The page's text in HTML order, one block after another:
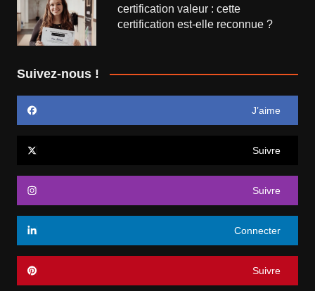
certification valeur : cette
certification est-elle reconnue ?
Suivez-nous !
J’aime
Suivre
Suivre
Connecter
Suivre